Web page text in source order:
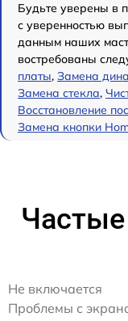
Будьте уверены в
с уверенностью
данным наших
востребованы
платы, Замена
Замена стекла,
Восстановление
Замена кнопки
Не включается
Проблемы с